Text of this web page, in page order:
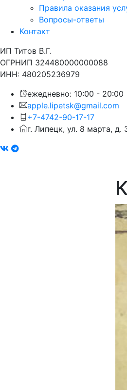
Правила оказания
Вопросы-ответы
Контакт
ИП Титов В.Г.
ОГРНИП 324480000000088
ИНН: 480205236979
ежедневно: 10:00 - 20:00
apple.lipetsk@gmail.com
+7-4742-90-17-17
г. Липецк, ул. 8 марта,